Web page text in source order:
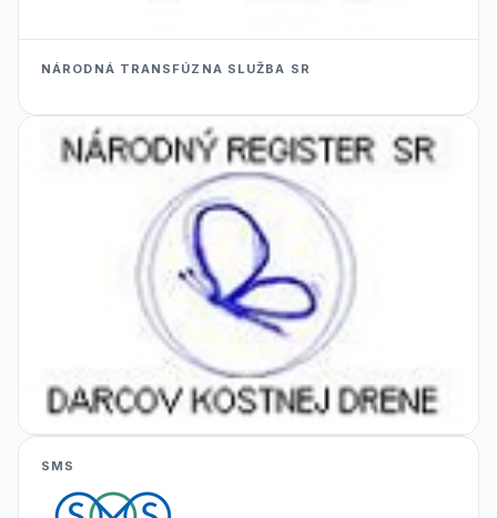
NÁRODNÁ TRANSFÚZNA SLUŽBA SR
SMS